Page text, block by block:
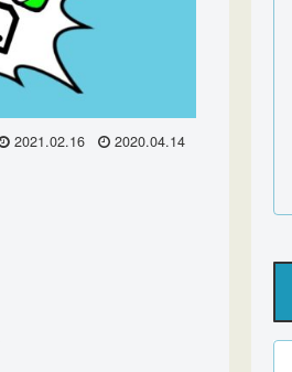
2021.02.16 2020.04.14